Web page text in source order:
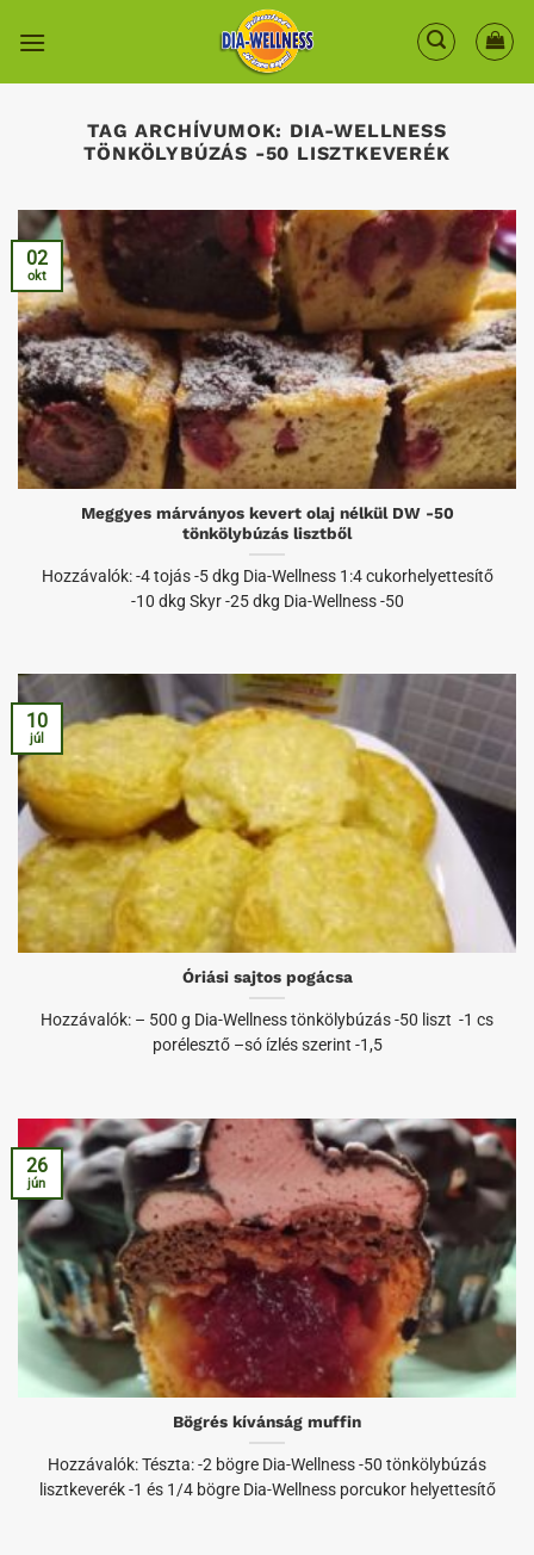
TAG ARCHÍVUMOK: DIA-WELLNESS
TÖNKÖLYBÚZÁS -50 LISZTKEVERÉK
Meggyes márványos kevert olaj nélkül DW -50
tönkölybúzás lisztből
Hozzávalók: -4 tojás -5 dkg Dia-Wellness 1:4 cukorhelyettesítő
-10 dkg Skyr -25 dkg Dia-Wellness -50
02
okt
Óriási sajtos pogácsa
Hozzávalók: – 500 g Dia-Wellness tönkölybúzás -50 liszt -1 cs
porélesztő –só ízlés szerint -1,5
10
júl
Bögrés kívánság muffin
Hozzávalók: Tészta: -2 bögre Dia-Wellness -50 tönkölybúzás
lisztkeverék -1 és 1/4 bögre Dia-Wellness porcukor helyettesítő
26
jún